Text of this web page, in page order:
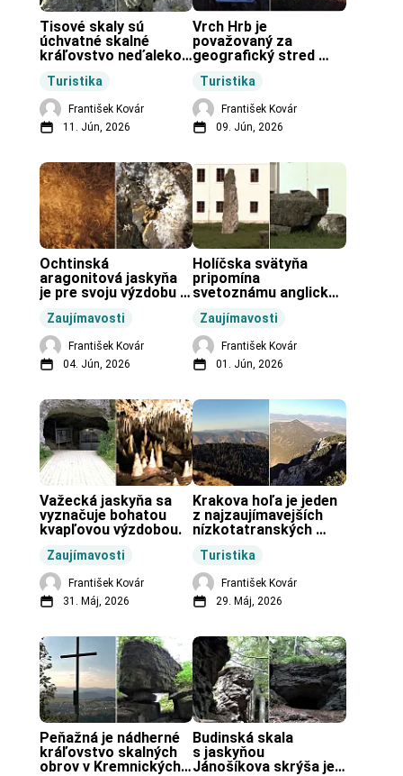
Turistika
Tisové skaly sú
úchvatné skalné
kráľovstvo neďaleko
František Kovár
11. Jún, 2026
Turistika
Vrch Hrb je
považovaný za
geografický stred
František Kovár
09. Jún, 2026
Zaujímavosti
Ochtinská
aragonitová jaskyňa
je pre svoju výzdobu
vo svete.
František Kovár
04. Jún, 2026
Zaujímavosti
Holíčska svätyňa
pripomína
svetoznámu anglickú
František Kovár
01. Jún, 2026
Zaujímavosti
Važecká jaskyňa sa
vyznačuje bohatou
kvapľovou výzdobou.
František Kovár
31. Máj, 2026
Turistika
Krakova hoľa je jeden
z najzaujímavejších
nízkotatranských
František Kovár
29. Máj, 2026
Peňažná je nádherné
kráľovstvo skalných
obrov v Kremnických
Budinská skala
s jaskyňou
Jánošíkova skrýša je